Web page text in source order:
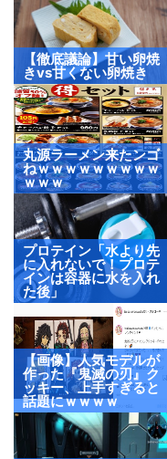
【徹底議論】甘い卵焼
きvs甘くない卵焼き
丸源ラーメン来たンゴ
ねｗｗｗｗｗｗｗｗｗ
ｗｗｗ
プロテイン「水より先
に入れないで！プロテ
インは容器に水を入れ
た後」
【画像】人気モデルが
作った『鬼滅の刃』ク
ッキー、上手すぎると
話題にｗｗｗｗ